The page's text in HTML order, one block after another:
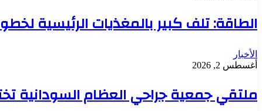
الطاقة: تلف كبير بالمغذيات الرئيسية
الأخبار
أغسطس 2, 2026
ملتقي جمعية جراحي العظام السودانية